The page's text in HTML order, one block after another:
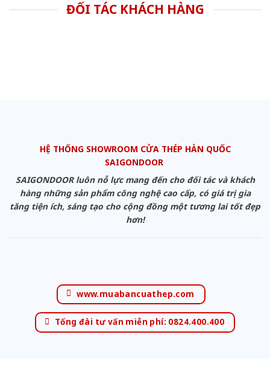
ĐỐI TÁC KHÁCH HÀNG
HỆ THỐNG SHOWROOM CỬA THÉP HÀN QUỐC
SAIGONDOOR
SAIGONDOOR luôn nỗ lực mang đến cho đối tác và khách
hàng những sản phẩm công nghệ cao cấp, có giá trị gia
tăng tiện ích, sáng tạo cho cộng đồng một tương lai tốt đẹp
hơn!
www.muabancuathep.com
Tổng đài tư vấn miễn phí: 0824.400.400